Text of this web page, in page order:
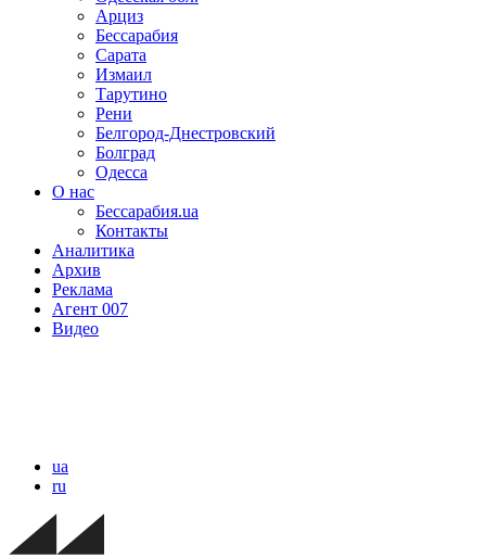
Арциз
Бессарабия
Сарата
Измаил
Тарутино
Рени
Белгород-Днестровский
Болград
Одесса
О нас
Бессарабия.ua
Контакты
Аналитика
Архив
Реклама
Агент 007
Видео
ua
ru